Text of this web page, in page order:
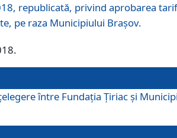
republicată, privind aprobarea
pe raza Municipiului Brașov.
între Fundația Țiriac și